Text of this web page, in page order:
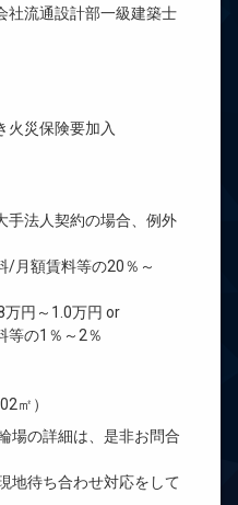
通設計部一級建築士
保険要加入
法人契約の場合、例外
額賃料等の20％～
円～1.0万円 or
の1％～2％
㎡）
場の詳細は、是非お問合
地待ち合わせ対応をして